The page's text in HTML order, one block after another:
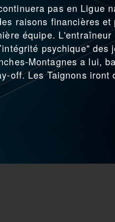
pas en Ligue
raisons financières
équipe.
psychique"
Montagnes a lui,
off. Les Taignons